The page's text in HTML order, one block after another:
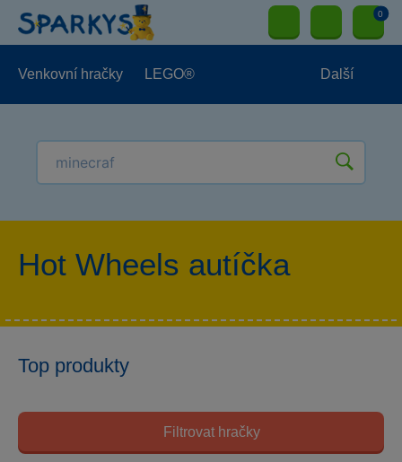
0
Venkovní hračky LEGO® Další
Hot Wheels autíčka
Top produkty
Filtrovat hračky